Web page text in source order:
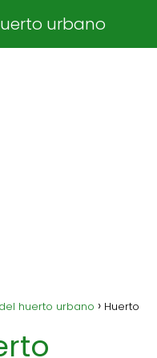
urbano
huerto urbano Huerto